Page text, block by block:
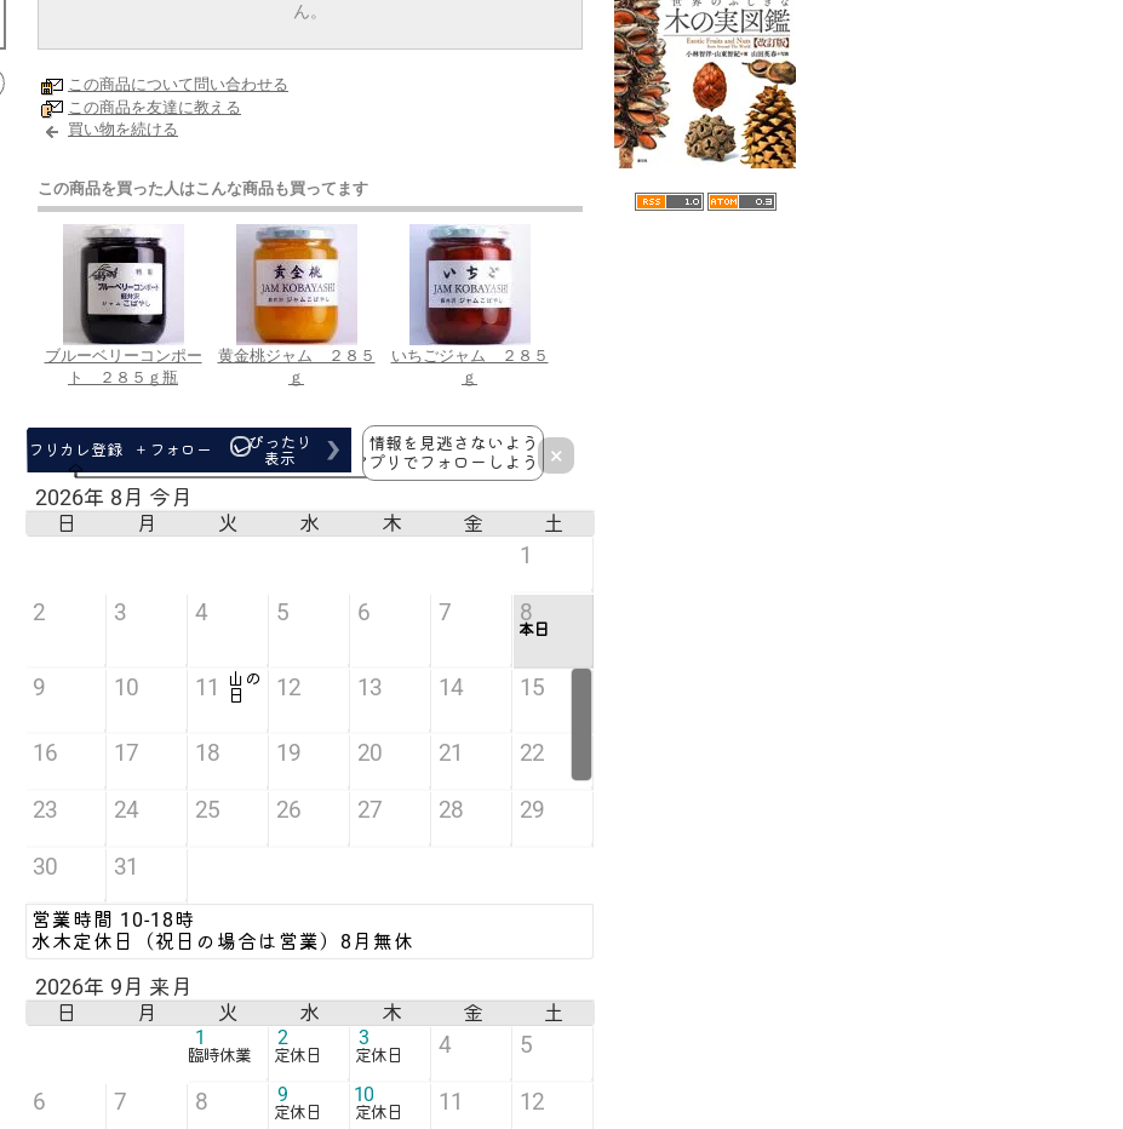
ん。
この商品について問い合わせる
この商品を友達に教える
買い物を続ける
この商品を買った人はこんな商品も買ってます
ブルーベリーコンポー
ト ２８５ｇ瓶
黄金桃ジャム ２８５
ｇ
いちごジャム ２８５
ｇ